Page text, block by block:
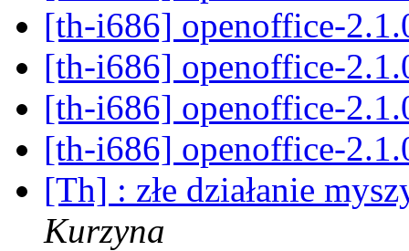
[th-i686] openoffice-
[th-i686] openoffice-
[th-i686] openoffice-
[th-i686] openoffice-
[Th] : złe działanie
Kurzyna